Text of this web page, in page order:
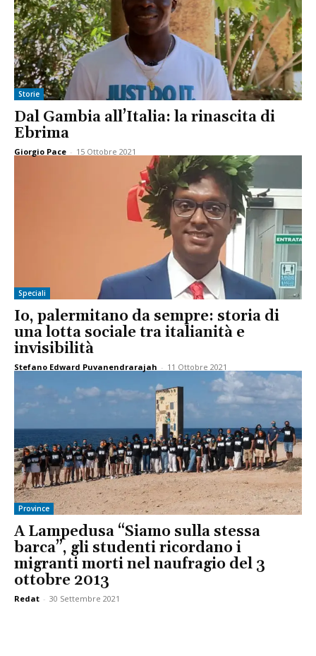
Storie
Dal Gambia all’Italia: la rinascita di
Ebrima
Giorgio Pace - 15 Ottobre 2021
Speciali
Io, palermitano da sempre: storia di
una lotta sociale tra italianità e
invisibilità
Stefano Edward Puvanendrarajah - 11 Ottobre 2021
Province
A Lampedusa “Siamo sulla stessa
barca”, gli studenti ricordano i
migranti morti nel naufragio del 3
ottobre 2013
Redat - 30 Settembre 2021